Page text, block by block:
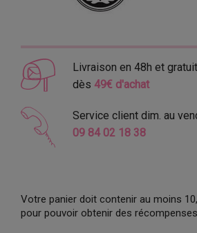
Livraison en 48h et
dès 49€ d'achat
Service client dim. au
09 84 02 18 38
Votre panier doit contenir au moins
pour pouvoir obtenir des